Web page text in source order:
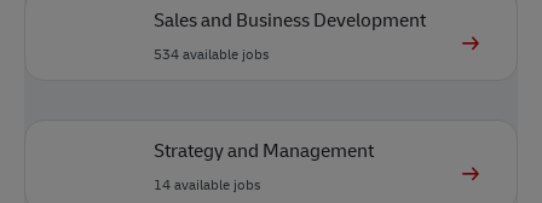
Sales and Business Development
534available jobs
Strategy and Management
14available jobs